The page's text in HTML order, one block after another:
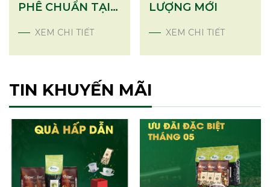
PHÊ CHUẨN TẠI
CHUỖI CÀ PHÊ
XEM CHI TIẾT
LƯỢNG MỚI
XEM CHI TIẾT
TIN KHUYẾN MÃI